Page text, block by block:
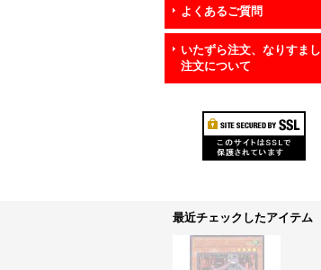
よくあるご質問
いたずら注文、なりすまし
注文について
最近チェックしたアイテム